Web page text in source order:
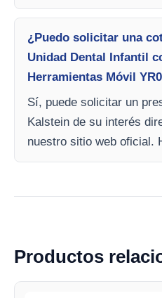
¿Puedo solicitar una
Unidad Dental Infantil
Herramientas Móvil
Sí, puede solicitar un
Kalstein de su interés
nuestro sitio web oficial.
Productos